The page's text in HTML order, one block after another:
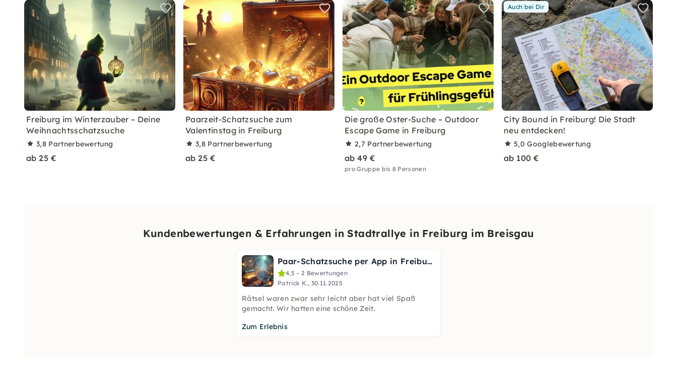
Freiburg im Winterzauber – Deine
Weihnachtsschatzsuche
3,8 Partnerbewertung
ab 25 €
Paarzeit-Schatzsuche zum
Valentinstag in Freiburg
3,8 Partnerbewertung
ab 25 €
Die große Oster-Suche – Outdoor
Escape Game in Freiburg
2,7 Partnerbewertung
ab 49 €
pro Gruppe bis 8 Personen
Auch bei Dir
City Bound in Freiburg! Die Stadt
neu entdecken!
5,0Googlebewertung
ab 100 €
Kundenbewertungen & Erfahrungen in Stadtrallye in Freiburg im Breisgau
Paar-Schatzsuche per App in Freiburg
4,5 – 2 Bewertungen
Patrick K., 30.11.2025
Rätsel waren zwar sehr leicht aber hat viel Spaß
gemacht. Wir hatten eine schöne Zeit.
Zum Erlebnis